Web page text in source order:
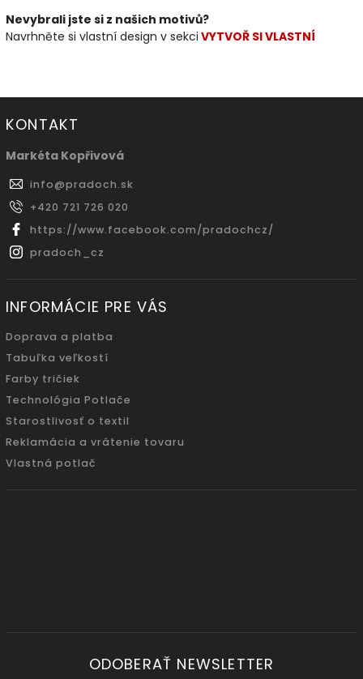
Nevybrali jste si z našich motivů?
Navrhněte si vlastní design v sekci VYTVOŘ SI VLASTNÍ
KONTAKT
Markéta Kopřivová
info@pradoch.sk
+420 721 726 020
https://www.facebook.com/pradochcz/
pradoch_cz
INFORMÁCIE PRE VÁS
Doprava a platba
Tabuľka veľkostí
Farby tričiek
Technológia Potlače
Starostlivosť o textil
Reklamácia a vrátenie tovaru
Vlastná potlač
ODOBERAŤ NEWSLETTER